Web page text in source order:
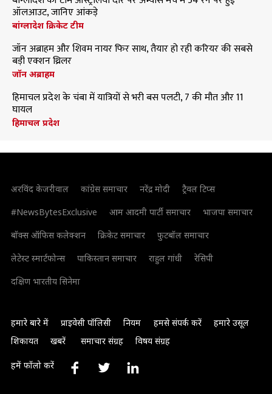
ऑलआउट, जानिए आंकड़े
बांग्लादेश क्रिकेट टीम
जॉन अब्राहम और शिवम नायर फिर साथ, तैयार हो रही करियर की सबसे
बड़ी एक्शन थ्रिलर
जॉन अब्राहम
हिमाचल प्रदेश के चंबा में यात्रियों से भरी बस पलटी, 7 की मौत और 11
घायल
हिमाचल प्रदेश
अरविंद केजरीवाल कांग्रेस समाचार नरेंद्र मोदी
ट्रैवल टिप्स
#NewsBytesExclusive
आम आदमी पार्टी समाचार
भाजपा समाचार
बॉक्स ऑफिस कलेक्शन
क्रिकेट समाचार
फुटबॉल समाचार
लेटेस्ट स्मार्टफोन्स
पाकिस्तान समाचार राहुल गांधी
रेसिपी
दक्षिण भारतीय सिनेमा
हमारे बारे में प्राइवेसी पॉलिसी नियम हमसे संपर्क करें
हमारे उसूल
शिकायत
खबरें समाचार संग्रह विषय संग्रह
हमें फॉलो करें